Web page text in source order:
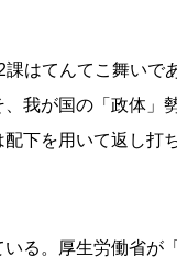
はてんてこ舞いで
我が国の「政体」
下を用いて返し打
る。厚生労働省が